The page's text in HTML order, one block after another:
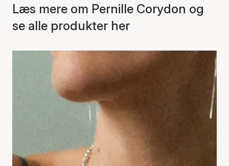
Læs mere om Pernille Corydon og
se alle produkter her